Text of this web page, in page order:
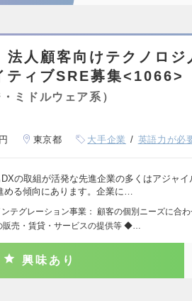
法人顧客向けテクノロ
ティブSRE募集<1066>
ミドルウェア系）
東京都 大手企業 英語力が必
の取組が活発な先進企業の多くはアジャイ
める傾向にあります。企業に…
テグレーション事業： 顧客の個別ニーズに合わ
販売・賃貸・サービスの提供等 ◆…
興味あり